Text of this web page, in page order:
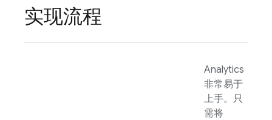
实现流程
Analytics
非常易于
上手。只
需将